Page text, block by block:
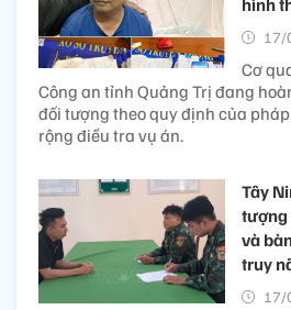
17/
Cơ
Công an tỉnh Quảng Trị đang
đối tượng theo quy định của
rộng điều tra vụ án.
Tây
tượng
và
truy
17/